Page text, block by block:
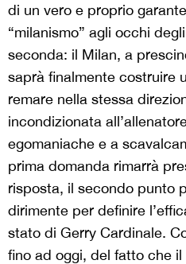
di un vero e proprio
“milanismo” agli occhi
seconda: il Milan, a
saprà finalmente costruire
remare nella stessa
incondizionata
egomaniache e a
prima domanda rimarrà
risposta, il secondo punto
dirimente per definire
stato di Gerry Cardinale.
fino ad oggi, del fatto che il